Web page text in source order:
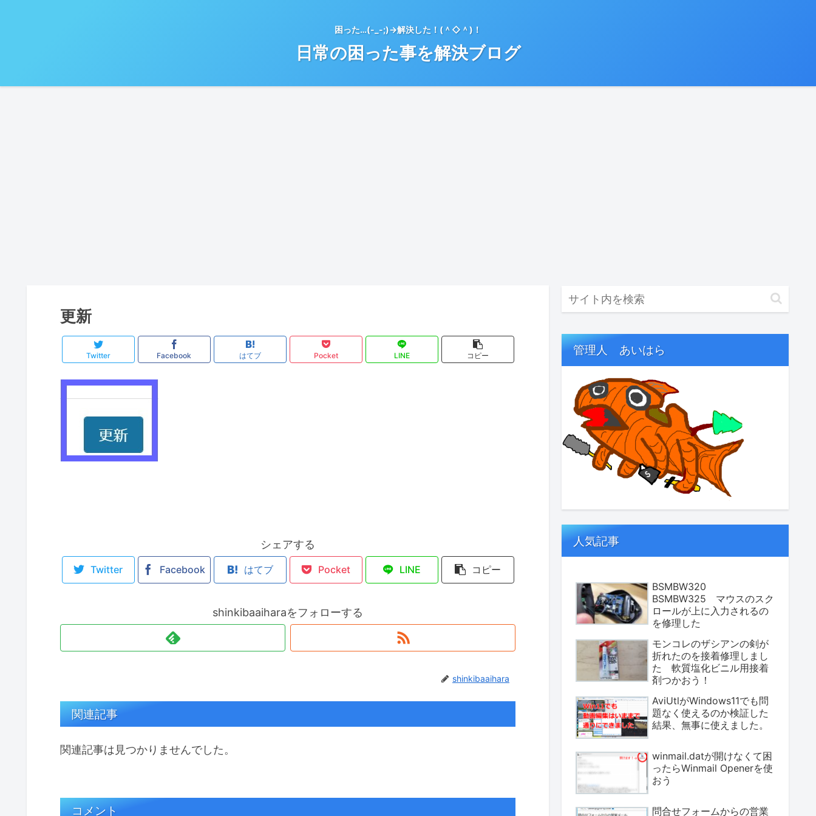
困った…(-_-;)→解決した！(＾◇＾)！
日常の困った事を解決ブログ
更新
Twitter Facebook はてブ Pocket LINE コピー
シェアする
Twitter Facebook はてブ Pocket LINE コピー
shinkibaaiharaをフォローする
shinkibaaihara
関連記事
関連記事は見つかりませんでした。
コメント
管理人 あいはら
人気記事
BSMBW320
BSMBW325 マウスのスク
ロールが上に入力されるの
を修理した
モンコレのザシアンの剣が
折れたのを接着修理しまし
た 軟質塩化ビニル用接着
剤つかおう！
AviUtlがWindows11でも問
題なく使えるのか検証した
結果、無事に使えました。
winmail.datが開けなくて困
ったらWinmail Openerを使
おう
問合せフォームからの営業